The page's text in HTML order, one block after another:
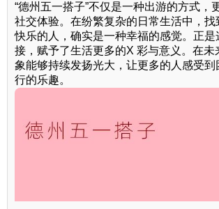
“德州五一搭子”不仅是一种出游的方式，
社交体验。在纷繁复杂的日常生活中，
快乐的人，确实是一种幸福的感觉。正
接，赋予了生活更多的X 彩与意义。在未
象能够持续发扬光大，让更多的人感受到
行的乐趣。